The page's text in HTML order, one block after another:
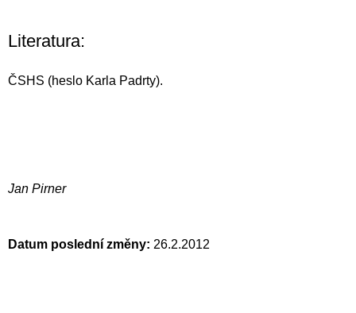
Literatura:
ČSHS (heslo Karla Padrty).
Jan Pirner
Datum poslední změny: 26.2.2012